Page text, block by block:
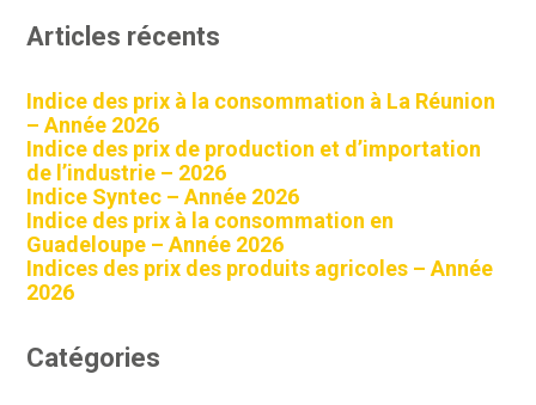
Articles récents
Indice des prix à la consommation à La Réunion
– Année 2026
Indice des prix de production et d’importation
de l’industrie – 2026
Indice Syntec – Année 2026
Indice des prix à la consommation en
Guadeloupe – Année 2026
Indices des prix des produits agricoles – Année
2026
Catégories